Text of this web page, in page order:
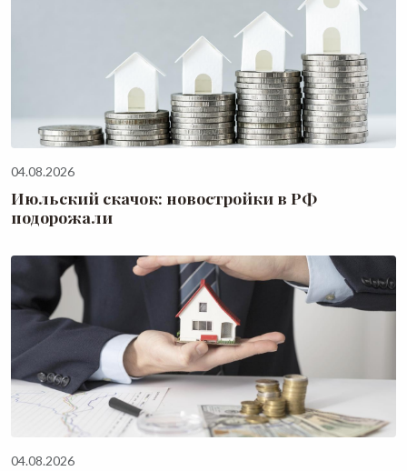
04.08.2026
Июльский скачок: новостройки в РФ
подорожали
04.08.2026